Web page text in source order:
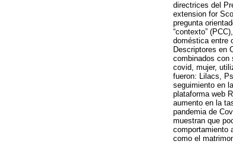
directrices del
extension for
pregunta
“contexto”
doméstica entre
Descriptores en
combinados con
covid, mujer,
fueron: Lilacs,
seguimiento en
plataforma web
aumento en la
pandemia de
muestran que
comportamiento
como el